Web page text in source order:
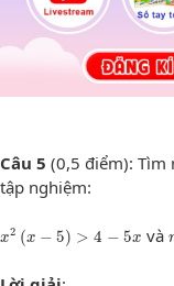
Câu 5 (0,5 điểm): Tìm
tập nghiệm:
x2 (x − 5) > 4 − 5x
2 (x )> và